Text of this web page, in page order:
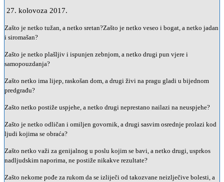
27. kolovoza 2017.
Zašto je netko tužan, a netko sretan?Zašto je netko veseo i bogat, a netko jadan
i siromašan?
Zašto je netko plašljiv i ispunjen zebnjom, a netko drugi pun vjere i
samopouzdanja?
Zašto netko ima lijep, raskošan dom, a drugi živi na pragu gladi u bijednom
predgrađu?
Zašto netko postiže uspjehe, a netko drugi neprestano nailazi na neuspjehe?
Zašto je netko odličan i omiljen govornik, a drugi sasvim osrednje prolazi kod
ljudi kojima se obraća?
Zašto netko važi za genijalnog u poslu kojim se bavi, a netko drugi, usprkos
nadljudskim naporima, ne postiže nikakve rezultate?
Zašto nekome pođe za rukom da se izliječi od takozvane neizlječive bolesti, a